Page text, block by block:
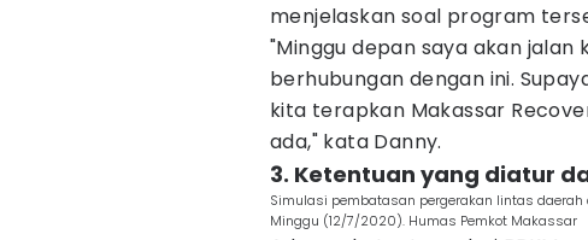
menjelaskan soal program
"Minggu depan saya akan
berhubungan dengan ini.
kita terapkan Makassar
ada," kata Danny.
3. Ketentuan yang diatur
Simulasi pembatasan pergerakan lintas
Minggu (12/7/2020). Humas Pemkot Makassar